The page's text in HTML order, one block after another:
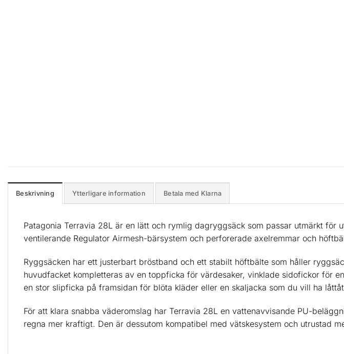
Beskrivning Ytterligare information Betala med Klarna
Patagonia Terravia 28L är en lätt och rymlig dagryggsäck som passar utmärkt
ventilerande Regulator Airmesh-bärsystem och perforerade axelremmar och
Ryggsäcken har ett justerbart bröstband och ett stabilt höftbälte som håller
huvudfacket kompletteras av en toppficka för värdesaker, vinklade sidofickor för
en stor slipficka på framsidan för blöta kläder eller en skaljacka som du vill ha
För att klara snabba väderomslag har Terravia 28L en vattenavvisande PU-
regna mer kraftigt. Den är dessutom kompatibel med vätskesystem och utrustad